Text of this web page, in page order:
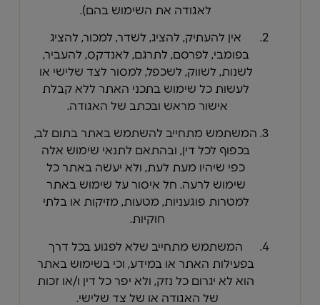
לאגודה את השימוש בהם).
אין להעתיק, להציג, לשדר, למכור, להציג
בפומבי, לפרסם, לתרגם, לאנדקס, להעביר,
לשנות, לשווק, לשכפל, למסור לצד שלישי או
לעשות כל שימוש בתכני האתר ללא קבלת
אישור מראש ובכתב של האגודה.
המשתמש מתחייב להשתמש באתר בתום לב,
בכפוף לכל דין, ובהתאם לתנאי שימוש אלה
כפי שיהיו מעת לעת, ולא יעשה באתר כל
שימוש לרעה. חל איסור על שימוש באתר
למטרות פוגעניות, מטעות, מזיקות או בלתי
חוקיות.
המשתמש מתחייב שלא לפגוע בכל דרך
בפעילות האתר או במידע, וכי בשימוש באתר
הוא לא יגרום כל נזק, ולא יפר כל דין ו/או זכות
של האגודה או של צד שלישי.